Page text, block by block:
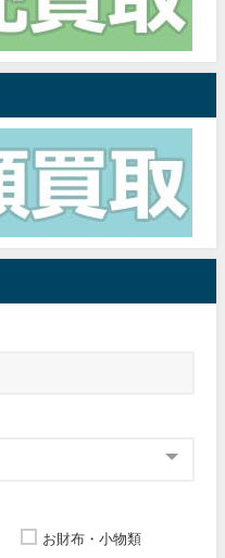
お財布・小物類